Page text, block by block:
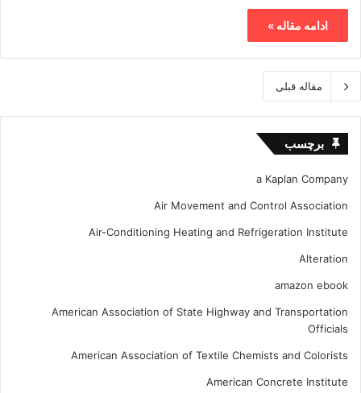
ادامه مقاله »
مقاله قبلی
برچسب
a Kaplan Company
Air Movement and Control Association
Air-Conditioning Heating and Refrigeration Institute
Alteration
amazon ebook
American Association of State Highway and Transportation
Officials
American Association of Textile Chemists and Colorists
American Concrete Institute